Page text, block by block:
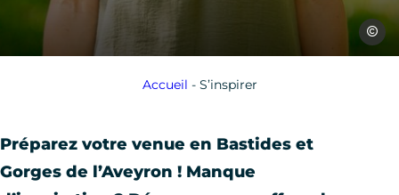
Les
Accueil - S’inspirer
Préparez votre venue en Bastides et
Gorges de l’Aveyron ! Manque